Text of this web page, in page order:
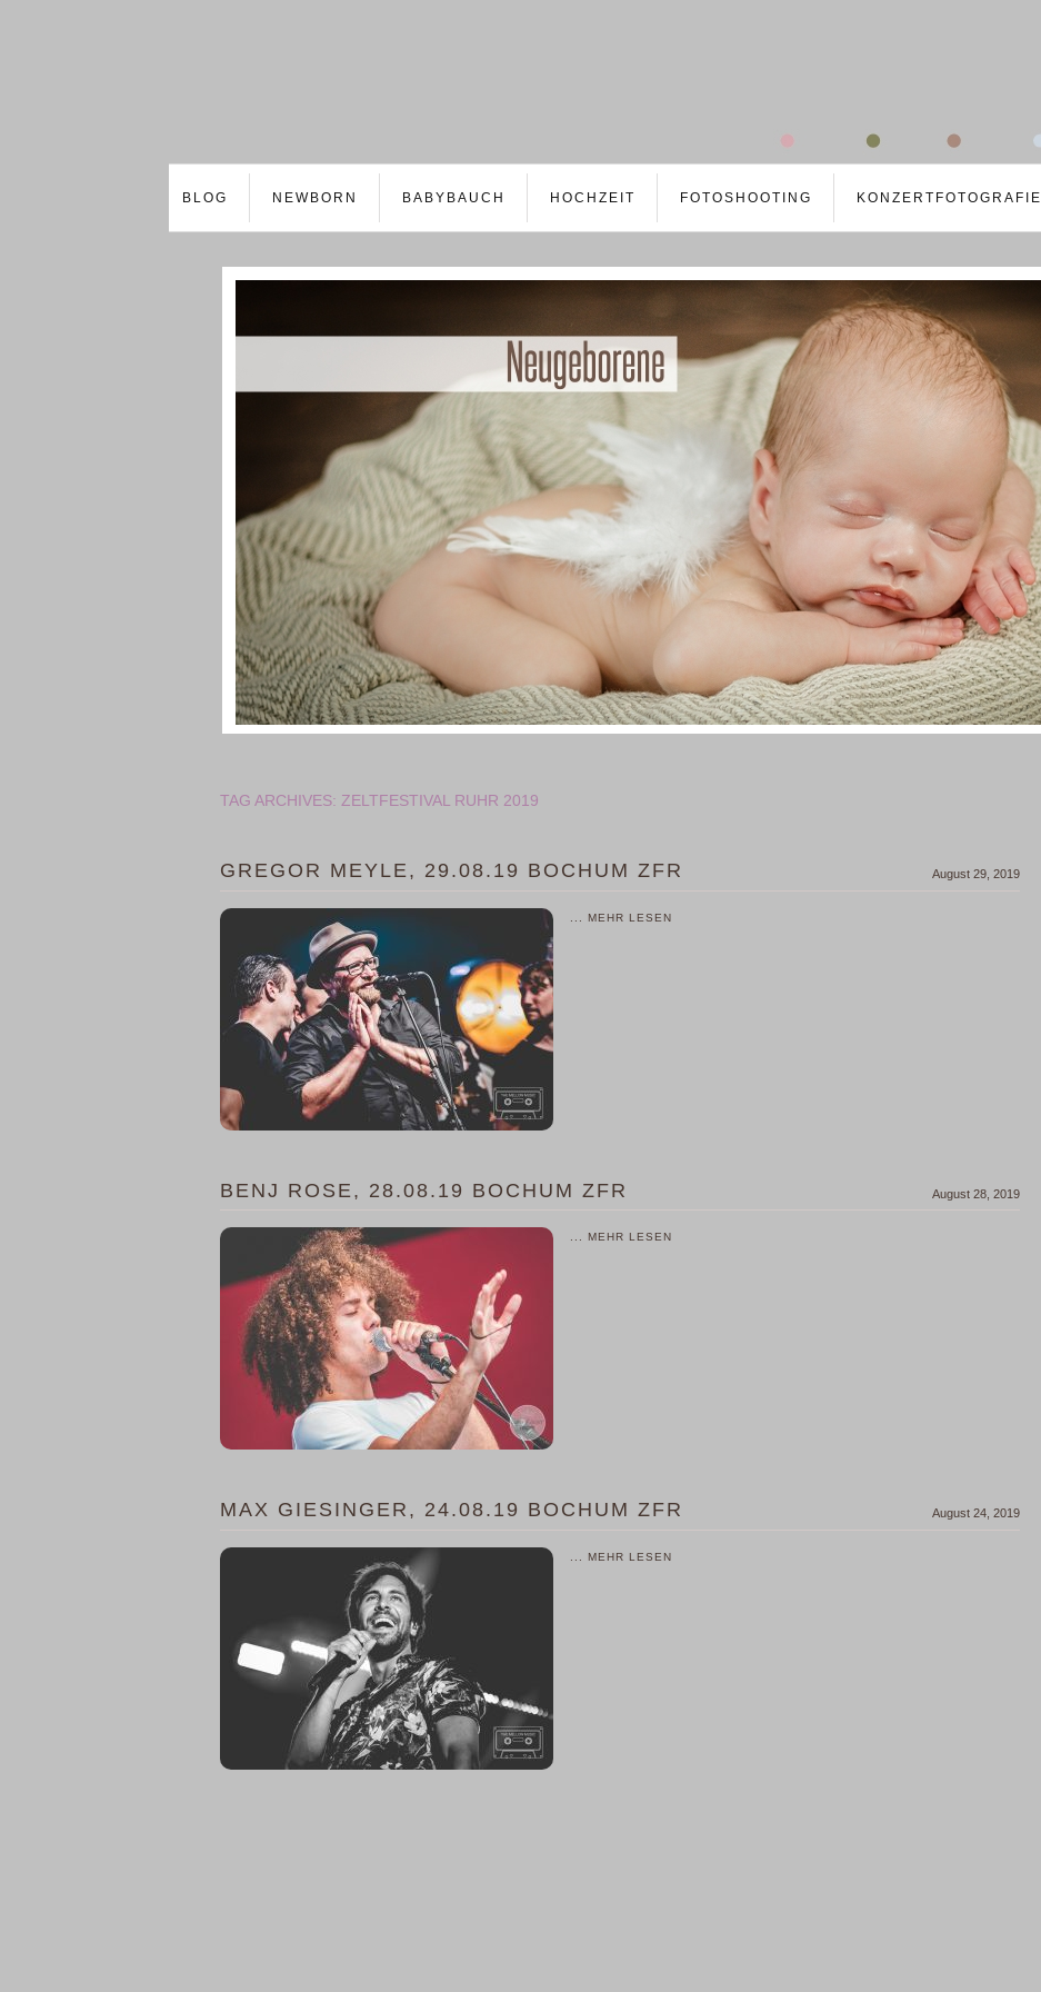
BLOG NEWBORN BABYBAUCH HOCHZEIT FOTOSHOOTING KONZERTFOTOGRAFIE
TAG ARCHIVES: ZELTFESTIVAL RUHR 2019
August 29, 2019
GREGOR MEYLE, 29.08.19 BOCHUM ZFR
... MEHR LESEN
August 28, 2019
BENJ ROSE, 28.08.19 BOCHUM ZFR
... MEHR LESEN
August 24, 2019
MAX GIESINGER, 24.08.19 BOCHUM ZFR
... MEHR LESEN